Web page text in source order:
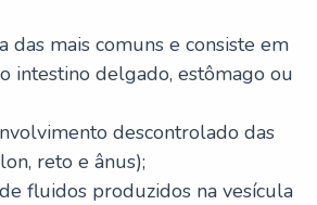
mais comuns e consiste em
intestino delgado, estômago ou
descontrolado das
reto e ânus);
fluidos produzidos na vesícula